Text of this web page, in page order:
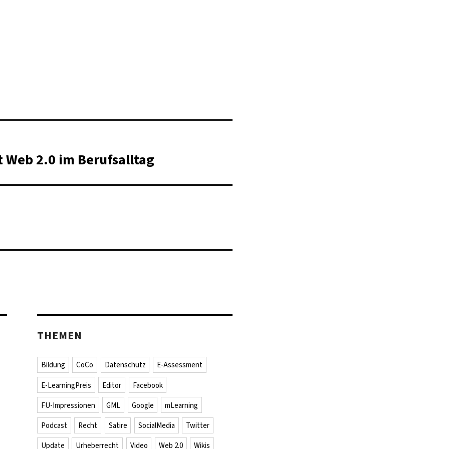
2.0 im Berufsalltag
THEMEN
Bildung CoCo Datenschutz E-Assessment
E-LearningPreis Editor Facebook
FU-Impressionen GML Google mLearning
Podcast Recht Satire SocialMedia Twitter
Update Urheberrecht Video Web 2.0 Wikis